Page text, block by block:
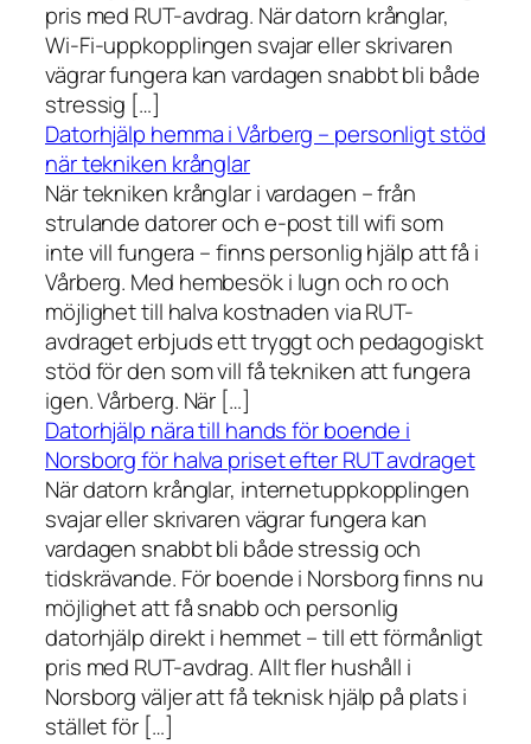
pris med RUT-avdrag. När datorn krånglar,
Wi-Fi-uppkopplingen svajar eller skrivaren
vägrar fungera kan vardagen snabbt bli både
stressig […]
Datorhjälp hemma i Vårberg – personligt stöd
när tekniken krånglar
När tekniken krånglar i vardagen – från
strulande datorer och e-post till wifi som
inte vill fungera – finns personlig hjälp att få i
Vårberg. Med hembesök i lugn och ro och
möjlighet till halva kostnaden via RUT-
avdraget erbjuds ett tryggt och pedagogiskt
stöd för den som vill få tekniken att fungera
igen. Vårberg. När […]
Datorhjälp nära till hands för boende i
Norsborg för halva priset efter RUT avdraget
När datorn krånglar, internetuppkopplingen
svajar eller skrivaren vägrar fungera kan
vardagen snabbt bli både stressig och
tidskrävande. För boende i Norsborg finns nu
möjlighet att få snabb och personlig
datorhjälp direkt i hemmet – till ett förmånligt
pris med RUT-avdrag. Allt fler hushåll i
Norsborg väljer att få teknisk hjälp på plats i
stället för […]